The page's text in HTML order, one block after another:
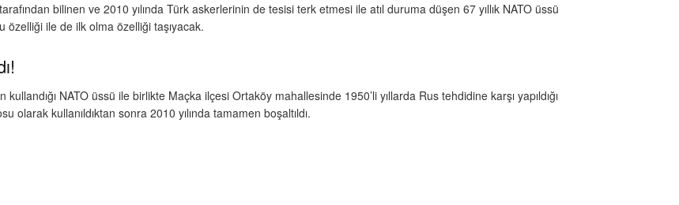
bilinen ve 2010 yılında Türk askerlerinin de tesisi terk etmesi ile atıl duruma düşen 67 yıllık NATO üssü
özelliği ile de ilk olma özelliği taşıyacak.
NATO üssü ile birlikte Maçka ilçesi Ortaköy mahallesinde 1950’li yıllarda Rus tehdidine karşı yapıldığı
kullanıldıktan sonra 2010 yılında tamamen boşaltıldı.